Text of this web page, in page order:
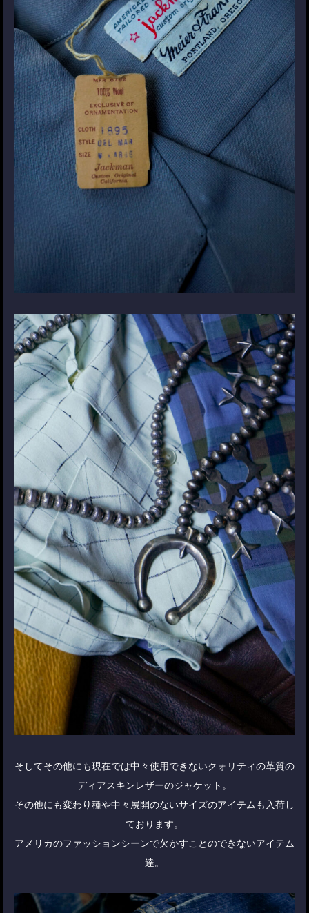
そしてその他にも現在では中々使用できないクォリティの革質の
ディアスキンレザーのジャケット。
その他にも変わり種や中々展開のないサイズのアイテムも入荷し
ております。
アメリカのファッションシーンで欠かすことのできないアイテム
達。